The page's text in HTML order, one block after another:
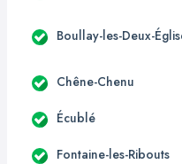
Boullay-les-Deux-
Chêne-Chenu
Écublé
Fontaine-les-Ribouts